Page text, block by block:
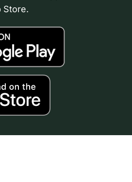
Store.